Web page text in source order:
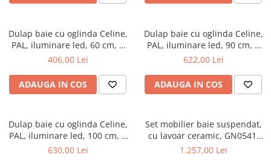
Top saltele 5 cm
Top saltele 10 cm
Top saltele memory 5 cm
Top saltele MemoHR 6.5 cm
Saltele ieftine
Saltele cu spuma
Scaune pentru birou
Scaune manager
Mese bucatarie
Scaune pentru bucatarie
Seturi mese si scaune bucatarie
Mobilier hol
Mobila hol
Dulap baie cu oglinda Celine,
PAL, iluminare led, 60 cm, 2
usi, 3 rafturi, soft close, alb
406,00 Lei
ADAUGA IN COS
Dulap baie cu oglinda Celine,
PAL, iluminare led, 90 cm, 3
usi, 3 rafturi, soft close, alb
622,00 Lei
ADAUGA IN COS
Dulap baie cu oglinda Celine,
PAL, iluminare led, 100 cm, 3
usi, 3 rafturi, soft close, alb
630,00 Lei
Set mobilier baie suspendat,
cu lavoar ceramic, GN0541,
front MDF, 60 cm, 2 sertare,
1.257,00 Lei